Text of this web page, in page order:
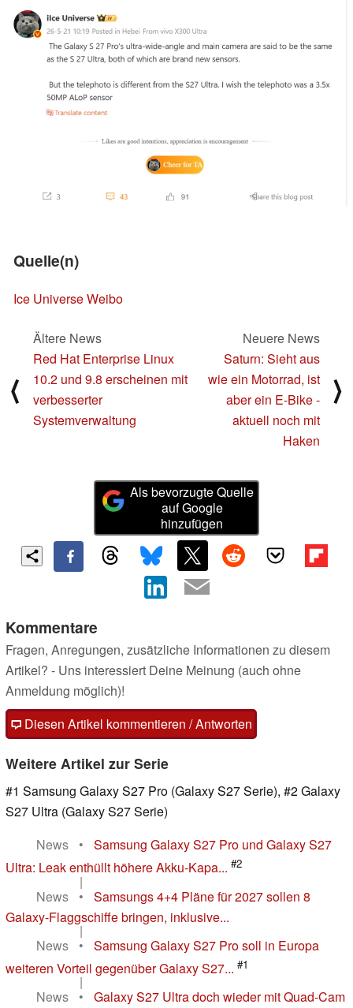
Quelle(n)
Ice Universe Weibo
⟨
Ältere News
Red Hat Enterprise Linux
10.2 und 9.8 erscheinen mit
verbesserter
Systemverwaltung
Neuere News
Saturn: Sieht aus
wie ein Motorrad, ist
aber ein E-Bike -
aktuell noch mit
Haken
⟩
Als bevorzugte Quelle
auf Google
hinzufügen
Kommentare
Fragen, Anregungen, zusätzliche Informationen zu diesem
Artikel? - Uns interessiert Deine Meinung (auch ohne
Anmeldung möglich)!
Diesen Artikel kommentieren / Antworten
Weitere Artikel zur Serie
#1 Samsung Galaxy S27 Pro (Galaxy S27 Serie), #2 Galaxy
S27 Ultra (Galaxy S27 Serie)
News
•
Samsung Galaxy S27 Pro und Galaxy S27
Ultra: Leak enthüllt höhere Akku-Kapa... #2
|
News
•
Samsungs 4+4 Pläne für 2027 sollen 8
Galaxy-Flaggschiffe bringen, inklusive...
|
News
•
Samsung Galaxy S27 Pro soll in Europa
weiteren Vorteil gegenüber Galaxy S27... #1
|
News
• Galaxy S27 Ultra doch wieder mit Quad-Cam